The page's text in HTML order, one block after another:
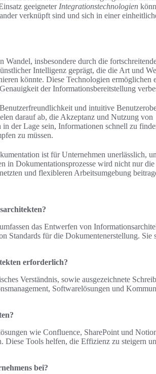
geeigneter Integrationstechnologien
verknüpft sind und sich in einer
insbesondere durch die
Intelligenz geprägt, die die Art und
könnte. Diese Technologien ermöglichen
der Informationsbereitstellung
und intuitive
darauf ab, die Akzeptanz und Nutzung von
der Lage sein, Informationen schnell zu
zu müssen.
ist für Unternehmen unerlässlich,
in Dokumentationsprozesse wird nicht nur
und flexibleren Arbeitsumgebung
das Entwerfen von
Standards für die Dokumentenerstellung. Sie
erforderlich?
Verständnis, sowie ausgezeichnete
Softwarelösungen und
wie Confluence, SharePoint und
Diese Tools helfen, die Effizienz zu steigern
bei?